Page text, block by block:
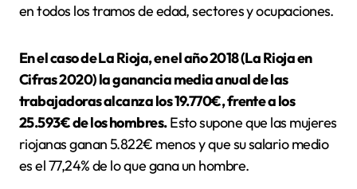
en todos los tramos de edad, sectores y ocupaciones.
En el caso de La Rioja, en el año 2018 (La Rioja en
Cifras 2020) la ganancia media anual de las
trabajadoras alcanza los 19.770€, frente a los
25.593€ de los hombres.Esto supone que las mujeres
riojanas ganan 5.822€ menos y que su salario medio
es el 77,24% de lo que gana un hombre.